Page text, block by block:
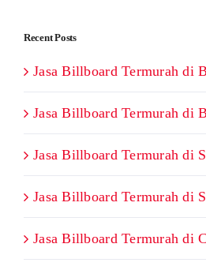
Recent Posts
Jasa Billboard Termurah di
Jasa Billboard Termurah di
Jasa Billboard Termurah di
Jasa Billboard Termurah di
Jasa Billboard Termurah di